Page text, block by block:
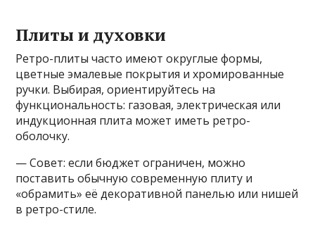
Плиты и духовки
Ретро-плиты часто имеют округлые формы,
цветные эмалевые покрытия и хромированные
ручки. Выбирая, ориентируйтесь на
функциональность: газовая, электрическая или
индукционная плита может иметь ретро-
оболочку.
— Совет: если бюджет ограничен, можно
поставить обычную современную плиту и
«обрамить» её декоративной панелью или нишей
в ретро-стиле.